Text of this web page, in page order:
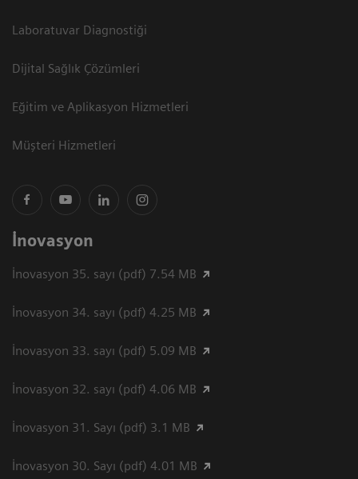
Laboratuvar Diagnostiği
Dijital Sağlık Çözümleri
Eğitim ve Aplikasyon Hizmetleri
Müşteri Hizmetleri
İnovasyon
İnovasyon 35. sayı (pdf) 7.54 MB
İnovasyon 34. sayı (pdf) 4.25 MB
İnovasyon 33. sayı (pdf) 5.09 MB
İnovasyon 32. sayı (pdf) 4.06 MB
İnovasyon 31. Sayı (pdf) 3.1 MB
İnovasyon 30. Sayı (pdf) 4.01 MB